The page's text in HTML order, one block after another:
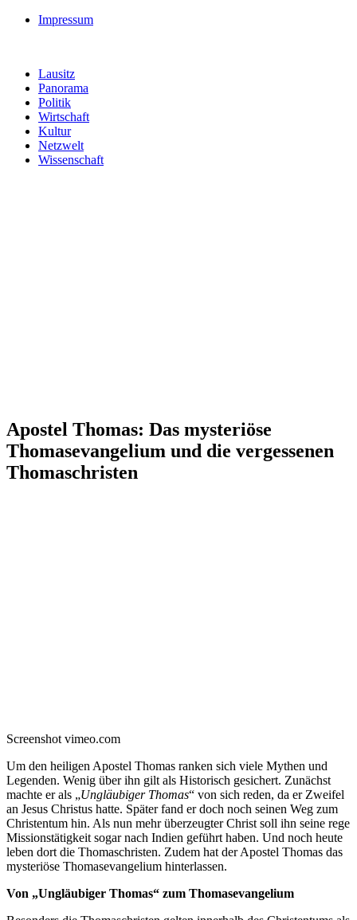
Impressum
Lausitz
Panorama
Politik
Wirtschaft
Kultur
Netzwelt
Wissenschaft
Apostel Thomas: Das mysteriöse
Thomasevangelium und die vergessenen
Thomaschristen
Screenshot vimeo.com
Um den heiligen Apostel Thomas ranken sich viele Mythen und
Legenden. Wenig über ihn gilt als Historisch gesichert. Zunächst
machte er als „Ungläubiger Thomas“ von sich reden, da er Zweifel
an Jesus Christus hatte. Später fand er doch noch seinen Weg zum
Christentum hin. Als nun mehr überzeugter Christ soll ihn seine rege
Missionstätigkeit sogar nach Indien geführt haben. Und noch heute
leben dort die Thomaschristen. Zudem hat der Apostel Thomas das
mysteriöse Thomasevangelium hinterlassen.
Von „Ungläubiger Thomas“ zum Thomasevangelium